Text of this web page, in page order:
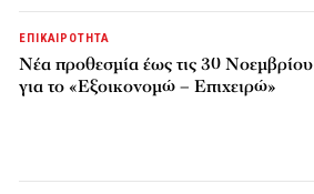
ΕΠΙΚΑΙΡΟΤΗΤΑ
Νέα προθεσμία έως τις 30 Νοεμβρίου
για το «Εξοικονομώ – Επιχειρώ»